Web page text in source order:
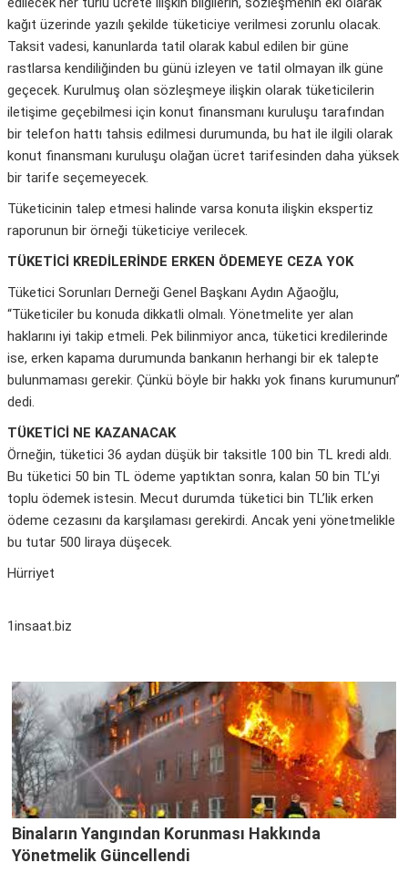
kağıt üzerinde yazılı şekilde tüketiciye verilmesi zorunlu olacak.
Taksit vadesi, kanunlarda tatil olarak kabul edilen bir güne
rastlarsa kendiliğinden bu günü izleyen ve tatil olmayan ilk güne
geçecek. Kurulmuş olan sözleşmeye ilişkin olarak tüketicilerin
iletişime geçebilmesi için konut finansmanı kuruluşu tarafından
bir telefon hattı tahsis edilmesi durumunda, bu hat ile ilgili olarak
konut finansmanı kuruluşu olağan ücret tarifesinden daha yüksek
bir tarife seçemeyecek.
Tüketicinin talep etmesi halinde varsa konuta ilişkin ekspertiz
raporunun bir örneği tüketiciye verilecek.
TÜKETİCİ KREDİLERİNDE ERKEN ÖDEMEYE CEZA YOK
Tüketici Sorunları Derneği Genel Başkanı Aydın Ağaoğlu,
“Tüketiciler bu konuda dikkatli olmalı. Yönetmelite yer alan
haklarını iyi takip etmeli. Pek bilinmiyor anca, tüketici kredilerinde
ise, erken kapama durumunda bankanın herhangi bir ek talepte
bulunmaması gerekir. Çünkü böyle bir hakkı yok finans kurumunun”
dedi.
TÜKETİCİ NE KAZANACAK
Örneğin, tüketici 36 aydan düşük bir taksitle 100 bin TL kredi aldı.
Bu tüketici 50 bin TL ödeme yaptıktan sonra, kalan 50 bin TL’yi
toplu ödemek istesin. Mecut durumda tüketici bin TL’lik erken
ödeme cezasını da karşılaması gerekirdi. Ancak yeni yönetmelikle
bu tutar 500 liraya düşecek.
Hürriyet
1insaat.biz
Binaların Yangından Korunması Hakkında
Yönetmelik Güncellendi